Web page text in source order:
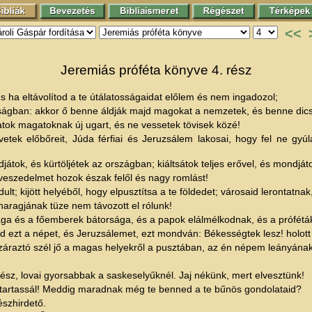
<<
Jeremiás próféta könyve 4. rész
ha eltávolítod a te útálatosságaidat előlem és nem ingadozol;
akkor ő benne áldják majd magokat a nemzetek, és benne
magatoknak új ugart, és ne vessetek tövisek közé!
előbőreit, Júda férfiai és Jeruzsálem lakosai, hogy fel ne
és kürtöljétek az országban; kiáltsátok teljes erővel, és
hozok észak felől és nagy romlást!
kijött helyéből, hogy elpusztítsa a te földedet; városaid
tüze nem távozott el rólunk!
és a főemberek bátorsága, és a papok elálmélkodnak, és a
a népet, és Jeruzsálemet, ezt mondván: Békességtek lesz!
szél jő a magas helyekről a pusztában, az én népem
lovai gyorsabbak a saskeselyűknél. Jaj nékünk, mert elvesztünk!
Meddig maradnak még te benned a te bűnös gondolataid?